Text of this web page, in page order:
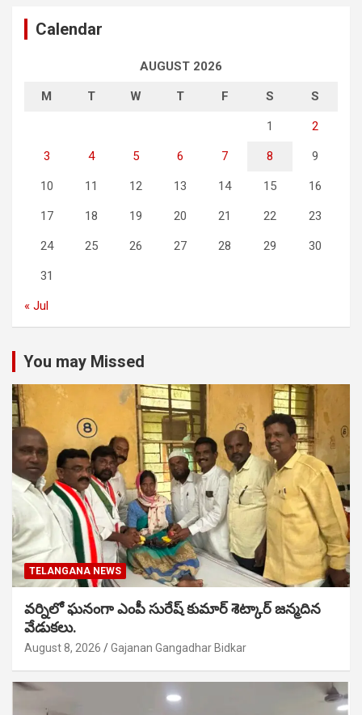
Calendar
AUGUST 2026
M T W T F S S
1 2
3 4 5 6 7 8 9
10 11 12 13 14 15 16
17 18 19 20 21 22 23
24 25 26 27 28 29 30
31
« Jul
You may Missed
TELANGANA NEWS
వర్నిలో ఘనంగా ఎంపీ సురేష్ కుమార్ శెట్కార్ జన్మదిన
వేడుకలు.
August 8, 2026 Gajanan Gangadhar Bidkar